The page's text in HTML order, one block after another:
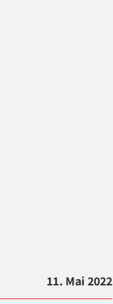
11. Mai 2022